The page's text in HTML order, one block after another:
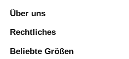
Über uns
Rechtliches
Beliebte Größen